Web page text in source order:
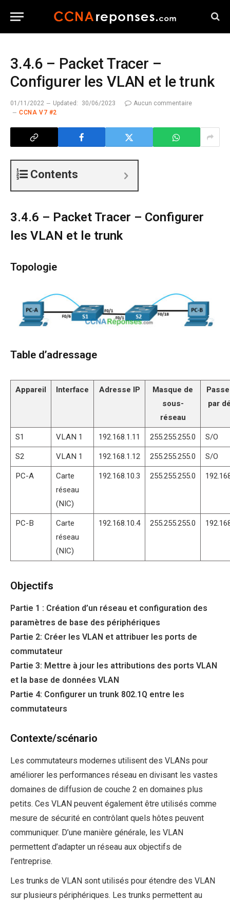
3.4.6 – Packet Tracer –
Configurer les VLAN et le trunk
01/11/2022 Updated: 30/06/2023
Aucun commentaire
CCNA V7 #2
Contents
3.4.6 – Packet Tracer – Configurer
les VLAN et le trunk
Topologie
Table d’adressage
Appareil Interface Adresse IP
Masque de
sous-
réseau
par
S1 VLAN 1 192.168.1.11 255.255.255.0 S/O
S2 VLAN 1 192.168.1.12 255.255.255.0 S/O
PC-A
Carte
réseau
(NIC)
192.168.10.3 255.255.255.0
PC-B
Carte
réseau
(NIC)
192.168.10.4 255.255.255.0
Objectifs
Partie 1 : Création d’un réseau et configuration des
paramètres de base des périphériques
Partie 2: Créer les VLAN et attribuer les ports de
commutateur
Partie 3: Mettre à jour les attributions des ports VLAN
et la base de données VLAN
Partie 4: Configurer un trunk 802.1Q entre les
commutateurs
Contexte/scénario
Les commutateurs modernes utilisent des VLANs pour
améliorer les performances réseau en divisant les vastes
domaines de diffusion de couche 2 en domaines plus
petits. Ces VLAN peuvent également être utilisés comme
mesure de sécurité en contrôlant quels hôtes peuvent
communiquer. D’une manière générale, les VLAN
permettent d’adapter un réseau aux objectifs de
l’entreprise.
Les trunks de VLAN sont utilisés pour étendre des VLAN
sur plusieurs périphériques. Les trunks permettent au